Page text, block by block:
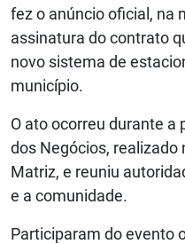
fez o anúncio oficial, na
assinatura do contrato
novo sistema de
município.
O ato ocorreu durante a
dos Negócios, realizado
Matriz, e reuniu
e a comunidade.
Participaram do evento